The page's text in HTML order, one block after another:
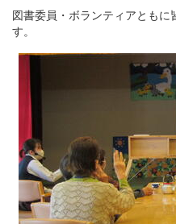
図書委員・ボランティアともに
す。